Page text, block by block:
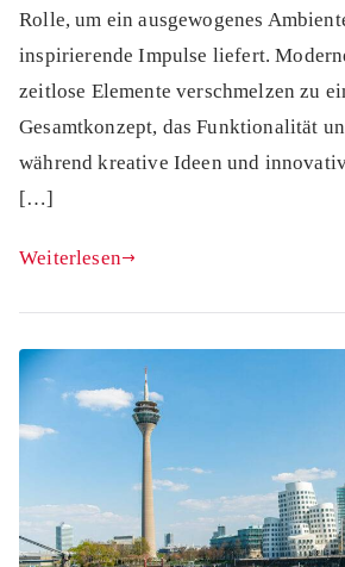
Rolle, um ein ausgewogenes
inspirierende Impulse liefert.
zeitlose Elemente verschmelzen zu
Gesamtkonzept, das Funktionalität
während kreative Ideen und
[…]
Weiterlesen